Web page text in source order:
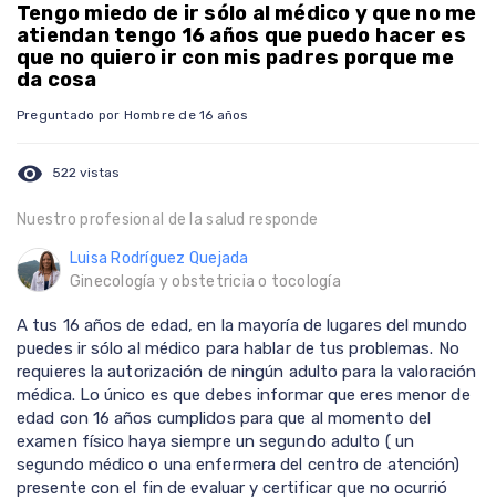
Tengo miedo de ir sólo al médico y que no me
atiendan tengo 16 años que puedo hacer es
que no quiero ir con mis padres porque me
da cosa
Preguntado por Hombre de 16 años
visibility 522 vistas
Nuestro profesional de la salud responde
Luisa Rodríguez Quejada
Ginecología y obstetricia o tocología
A tus 16 años de edad, en la mayoría de lugares del mundo
puedes ir sólo al médico para hablar de tus problemas. No
requieres la autorización de ningún adulto para la valoración
médica. Lo único es que debes informar que eres menor de
edad con 16 años cumplidos para que al momento del
examen físico haya siempre un segundo adulto ( un
segundo médico o una enfermera del centro de atención)
presente con el fin de evaluar y certificar que no ocurrió